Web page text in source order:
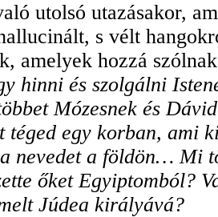
utolsó utazásakor,
s vélt
amelyek hozzá
hinni és szolgálni
Mózesnek és
egy korban, ami
nevedet a földön… Mi
őket Egyiptomból?
Júdea királyává?